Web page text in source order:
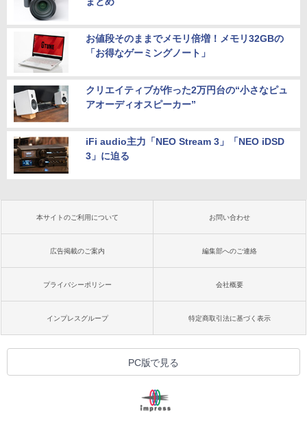
お値段そのままでメモリ倍増！メモリ32GBの
「お得なゲーミングノート」
クリエイティブが作った2万円台の“小さなピュ
アオーディオスピーカー”
iFi audio主力「NEO Stream 3」「NEO iDSD
3」に迫る
本サイトのご利用について お問い合わせ
広告掲載のご案内 編集部へのご連絡
プライバシーポリシー 会社概要
インプレスグループ 特定商取引法に基づく表示
PC版で見る